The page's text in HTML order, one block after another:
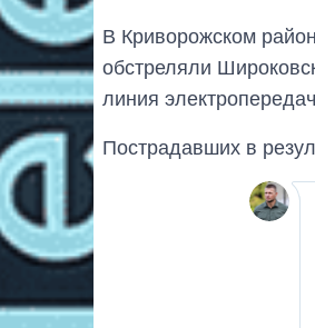
В Криворожском
обстреляли
линия
Пострадавших в